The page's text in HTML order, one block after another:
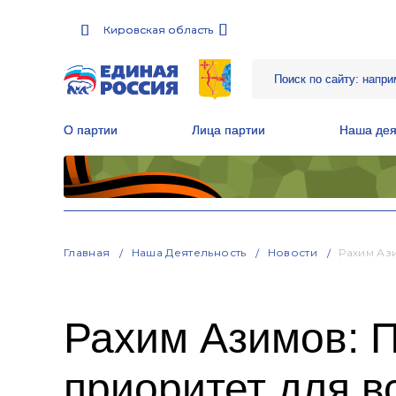
Кировская область
О партии Лица партии Наша
Главная Наша Деятельность Новости Рахим
Рахим Азимов:
Кировская область
О партии Лица партии Наша